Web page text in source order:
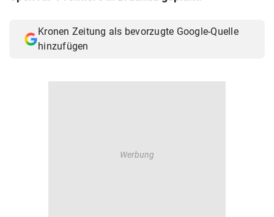
© Krone Multimedia GmbH & Co KG 2026
Kronen Zeitung als bevorzugte Google-Quelle
hinzufügen